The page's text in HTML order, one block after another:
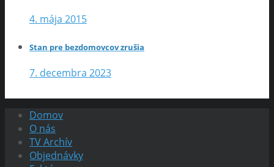
4. mája 2015
Stan pre bezdomovcov zrušia
7. decembra 2023
Domov
O nás
TV Archív
Objednávky